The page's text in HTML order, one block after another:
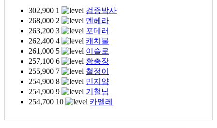
302,900 1
검증박사
268,000 2
멘헤라
263,200 3
포데러
262,400 4
캐치불
261,000 5
이슬로
257,100 6
황총장
255,900 7
철정이
254,900 8
민지얌
254,900 9
기철님
254,700 10 카멜레